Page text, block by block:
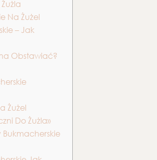
Na Żużel
– Jak
Obstawiać?
Żużel
Do Żużla»
Bukmacherskie